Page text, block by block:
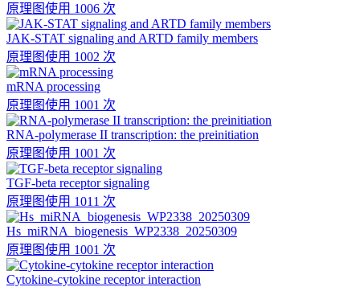
原理图使用 1006 次
JAK-STAT signaling and ARTD family members
原理图使用 1002 次
mRNA processing
原理图使用 1001 次
RNA-polymerase II transcription: the preinitiation
原理图使用 1001 次
TGF-beta receptor signaling
原理图使用 1011 次
Hs_miRNA_biogenesis_WP2338_20250309
原理图使用 1001 次
Cytokine-cytokine receptor interaction